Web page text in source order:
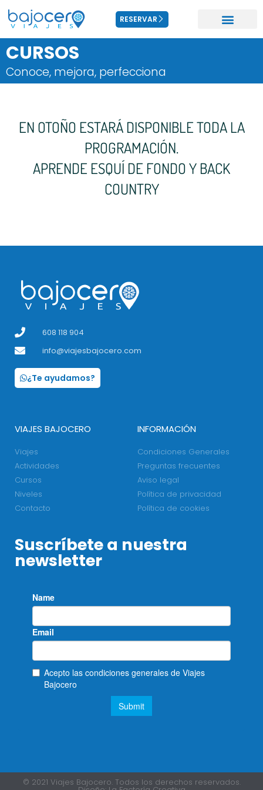
RESERVAR
CURSOS
Conoce, mejora, perfecciona
EN OTOÑO ESTARÁ DISPONIBLE TODA LA
PROGRAMACIÓN.
APRENDE ESQUÍ DE FONDO Y BACK
COUNTRY
608 118 904
info@viajesbajocero.com
¿Te ayudamos?
VIAJES BAJOCERO
Viajes
Actividades
Cursos
Niveles
Contacto
INFORMACIÓN
Condiciones Generales
Preguntas frecuentes
Aviso legal
Política de privacidad
Política de cookies
Suscríbete a nuestra
newsletter
© 2021 Viajes Bajocero. Todos los derechos reservados.